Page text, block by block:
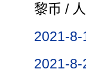
黎币 /
2021-8-
2021-8-